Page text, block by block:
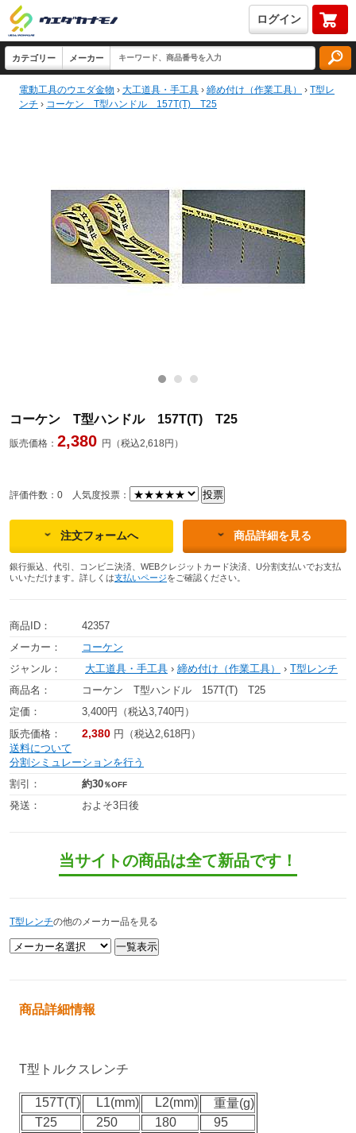
ログイン
電動工具のウエダ金物 › 大工道具・手工具 › 締め付け（作業工具） › T型レ
ンチ › コーケン T型ハンドル 157T(T) T25
コーケン T型ハンドル 157T(T) T25
販売価格： 2,380 円（税込2,618円）
評価件数：0 人気度投票：
注文フォームへ 商品詳細を見る
銀行振込、代引、コンビニ決済、WEBクレジットカード決済、U分割支払いでお支払
いいただけます。詳しくは支払いページをご確認ください。
商品ID：
42357
メーカー：
コーケン
ジャンル：
大工道具・手工具 › 締め付け（作業工具） › T型レンチ
商品名：
コーケン T型ハンドル 157T(T) T25
定価：
3,400円（税込3,740円）
販売価格：
2,380 円（税込2,618円）
送料について
分割シミュレーションを行う
割引：
約30％OFF
発送： およそ3日後
当サイトの商品は全て新品です！
T型レンチの他のメーカー品を見る
商品詳細情報
T型トルクスレンチ
157T(T) L1(mm) L2(mm)
重量(g)
T25
250 180
95